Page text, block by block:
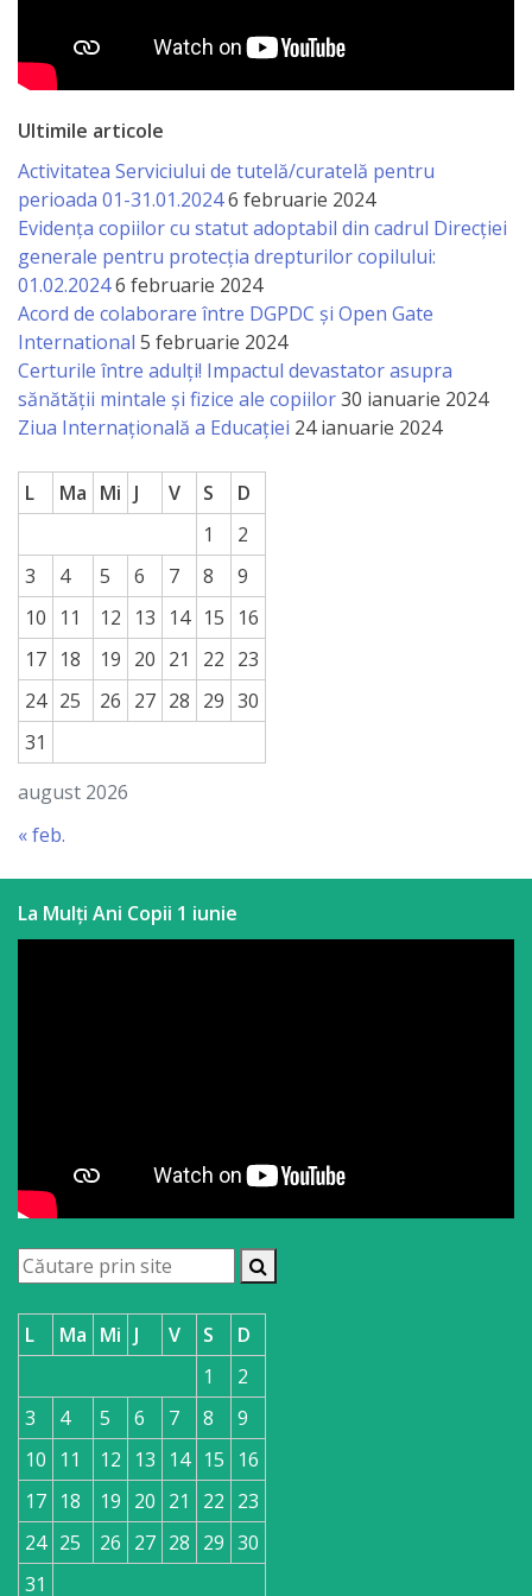
web
Contacte
Ultimile articole
Activitatea Serviciului de tutelă/curatelă pentru
perioada 01-31.01.20246 februarie 2024
Evidența copiilor cu statut adoptabil din cadrul Direcției
generale pentru protecția drepturilor copilului:
01.02.20246 februarie 2024
Acord de colaborare între DGPDC și Open Gate
International 5 februarie 2024
Certurile între adulți! Impactul devastator asupra
sănătății mintale și fizice ale copiilor30 ianuarie 2024
Ziua Internațională a Educației 24 ianuarie 2024
august 2026
L Ma Mi J V S
D
1
2
3
4 5 6 7 8
9
10
11 12 13 14 15
16
17 18 19 20 21 22 23
24 25 26 27 28 29 30
31
« feb.
La Mulți Ani Copii 1 iunie
L Ma Mi J V S
D
1
2
3
4 5 6 7 8
9
10
11 12 13 14 15
16
17 18 19 20 21 22 23
24 25 26 27 28 29 30
31